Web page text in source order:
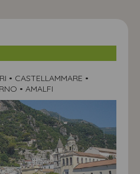
• CASTELLAMMARE •
• AMALFI